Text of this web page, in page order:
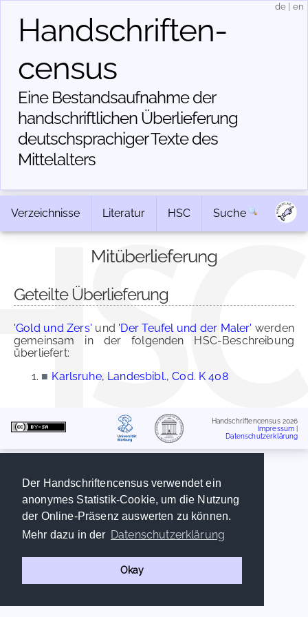
Der Handschriftencensus verwendet ein
anonymes Statistik-Cookie, um die Nutzung
der Online-Präsenz auswerten zu können.
Mehr dazu in der Datenschutzerklärung
Okay
Handschriften­
census
Eine Bestandsaufnahme der
handschriftlichen Über­lieferung
deutschsprachiger Texte des
Mittelalters
de en
Verzeichnisse Literatur HSC Suche
Mitüberlieferung
Geteilte Überlieferung
'Gold und Zers' und 'Der Teufel und der Maler' werden
gemeinsam in der folgenden HSC-Beschreibung
überliefert:
■ Karlsruhe, Landesbibl., Cod. K 408
Handschriftencensus 2026
Impressum
Datenschutzerklärung